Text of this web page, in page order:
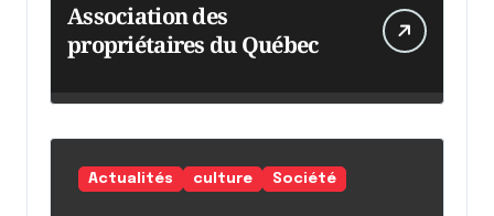
Association des
propriétaires du Québec
Actualités culture Société